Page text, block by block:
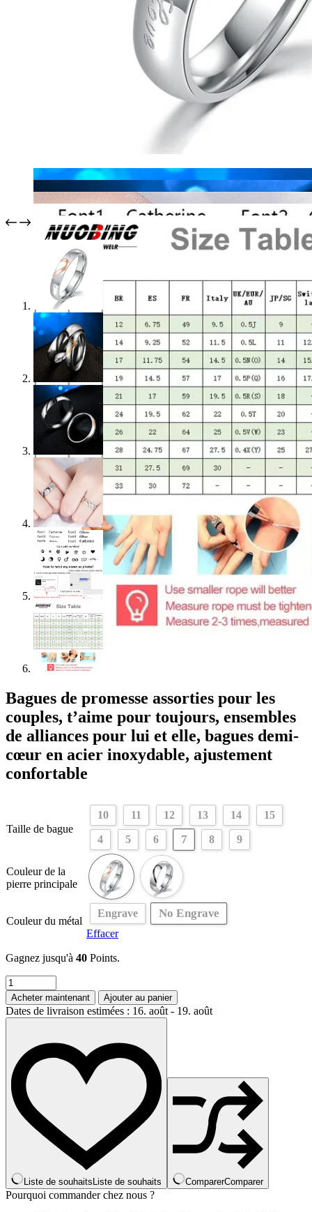
Bagues de promesse assorties pour les
couples, t’aime pour toujours, ensembles
de alliances pour lui et elle, bagues demi-
cœur en acier inoxydable, ajustement
confortable
Taille de bague
10 11 12 13 14 15
4 5 6 7 8 9
Couleur de la
pierre principale
Couleur du métal
Engrave No Engrave
Effacer
Gagnez jusqu'à 40 Points.
quantité
de
Bagues
de
assorties
pour
les
couples,
t'aime
pour
toujours,
ensembles
lui
et
Acheter maintenant Ajouter au panier
Dates de livraison estimées : 16. août - 19. août
Liste de souhaits Liste de souhaits ComparerComparer
Pourquoi commander chez nous ?